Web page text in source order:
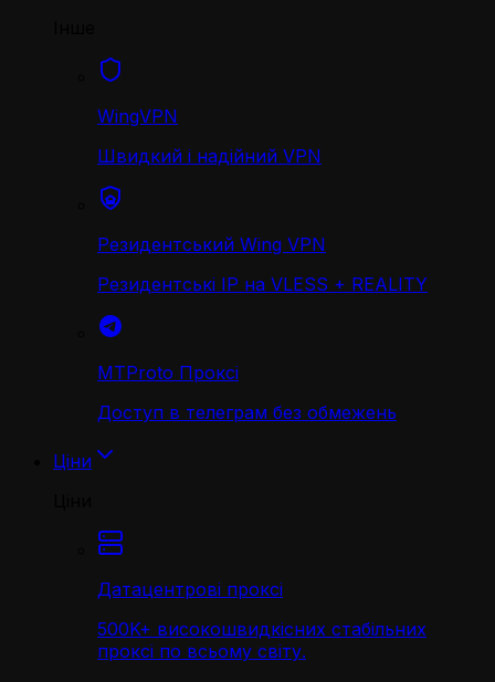
WingVPN
Швидкий і надійний VPN
Резидентський Wing VPN
Резидентські IP на VLESS + REALITY
MTProto Проксі
Доступ в телеграм без обмежень
Ціни
Датацентрові проксі
500K+ високошвидкісних стабільних
проксі по всьому світу.